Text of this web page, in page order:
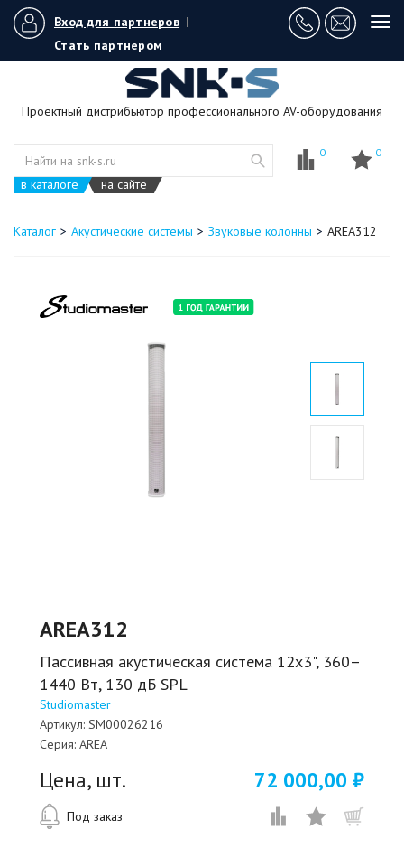
Вход для партнеров |
Стать партнером
Проектный дистрибьютор профессионального AV-оборудования
в каталоге на сайте
0 0
Каталог Акустические системы Звуковые колонны AREA312
AREA312
Пассивная акустическая система 12x3", 360–
1440 Вт, 130 дБ SPL
Studiomaster
Артикул: SM00026216
Серия: AREA
Цена, шт. 72 000,00 ₽
Под заказ